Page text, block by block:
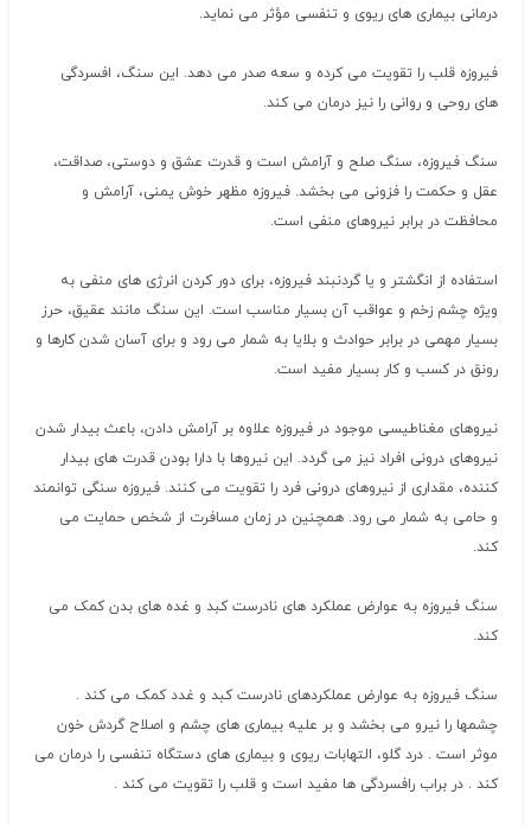
درمانی بیماری های ریوی و تنفسی مؤثر می نماید.
فیروزه قلب را تقویت می کرده و سعه صدر می دهد. این سنگ، افسردگی
های روحی و روانی را نیز درمان می کند.
سنگ فیروزه، سنگ صلح و آرامش است و قدرت عشق و دوستی، صداقت،
عقل و حکمت را فزونی می بخشد. فیروزه مظهر خوش یمنی، آرامش و
محافظت در برابر نیروهای منفی است.
استفاده از انگشتر و یا گردنبند فیروزه، برای دور کردن انرژی های منفی به
ویژه چشم زخم و عواقب آن بسیار مناسب است. این سنگ مانند عقیق، حرز
بسیار مهمی در برابر حوادث و بلایا به شمار می رود و برای آسان شدن کارها و
رونق در کسب و کار بسیار مفید است.
نیروهای مغناطیسی موجود در فیروزه علاوه بر آرامش دادن، باعث بیدار شدن
نیروهای درونی افراد نیز می گردد. این نیروها با دارا بودن قدرت های بیدار
کننده، مقداری از نیروهای درونی فرد را تقویت می کنند. فیروزه سنگی توانمند
و حامی به شمار می رود. همچنین در زمان مسافرت از شخص حمایت می
کند.
سنگ فیروزه به عوارض عملکرد های نادرست کبد و غده های بدن کمک می
کند.
سنگ فیروزه به عوارض عملکردهای نادرست کبد و غدد کمک می کند .
چشمها را نیرو می بخشد و بر علیه بیماری های چشم و اصلاح گردش خون
موثر است . درد گلو، التهابات ریوی و بیماری های دستگاه تنفسی را درمان می
کند . در براب رافسردگی ها مفید است و قلب را تقویت می کند .